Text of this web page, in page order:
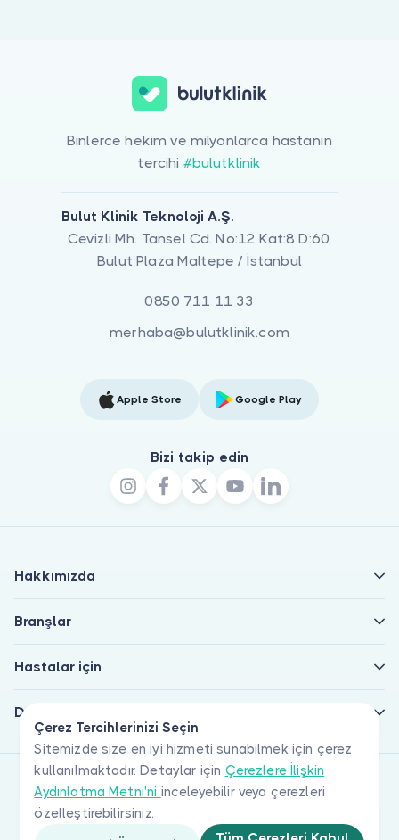
Çerez Tercihlerinizi Seçin
Sitemizde size en iyi hizmeti sunabilmek için çerez
kullanılmaktadır. Detaylar için Çerezlere İlişkin
Aydınlatma Metni'ni inceleyebilir veya çerezleri
özelleştirebilirsiniz.
Binlerce hekim ve milyonlarca hastanın
tercihi #bulutklinik
Bulut Klinik Teknoloji A.Ş.
Cevizli Mh. Tansel Cd. No:12 Kat:8 D:60,
Bulut Plaza Maltepe / İstanbul
0850 711 11 33
merhaba@bulutklinik.com
Apple Store Google Play
Bizi takip edin
Hakkımızda
Branşlar
Hastalar için
Doktorlar için